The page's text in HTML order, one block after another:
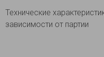
Технические
зависимости от партии